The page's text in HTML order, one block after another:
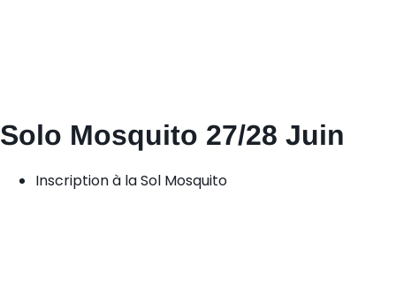
Solo Mosquito 27/28 Juin
Inscription à la Sol Mosquito